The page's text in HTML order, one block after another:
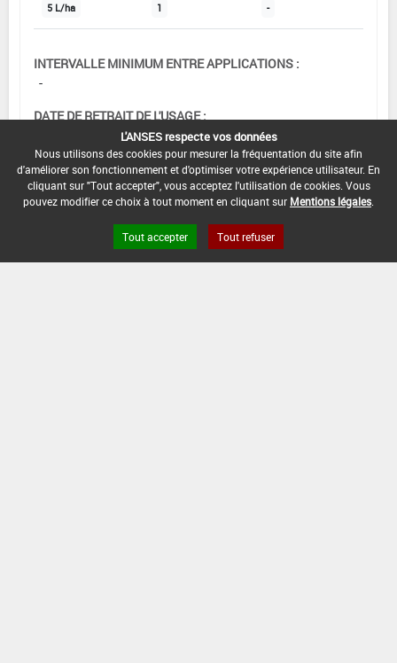
5 L/ha 1 -
INTERVALLE MINIMUM ENTRE APPLICATIONS :
-
DATE DE RETRAIT DE L'USAGE :
DATE DE FIN DE DISTRIBUTION :
-
L'ANSES respecte vos données
Nous utilisons des cookies pour mesurer la fréquentation du site afin
d'améliorer son fonctionnement et d'optimiser votre expérience utilisateur. En
cliquant sur "Tout accepter", vous acceptez l'utilisation de cookies. Vous
pouvez modifier ce choix à tout moment en cliquant sur Mentions légales
Tout accepter Tout refuser